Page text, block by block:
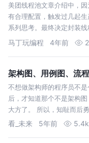
美团线程池文章介绍中，
有合理配置，触发过几起
系列思考。最终决定封装
展线程池监控以及消息报警
马丁玩编程 4年前
架构图、用例图、流
不想做架构师的程序员不
后，才知道那个不是架构
大方了。 所以，知耻而后
字，一切尽在不言中，一
看_未来 5年前 5.4k